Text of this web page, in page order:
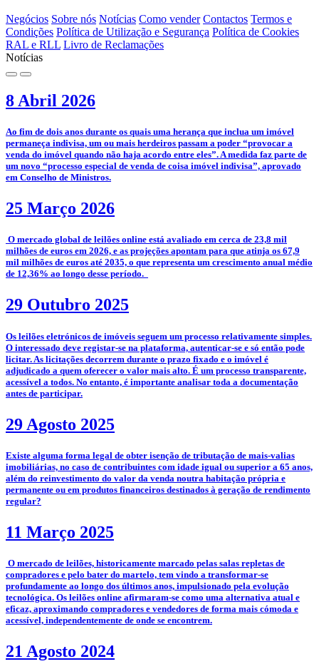
Negócios Sobre nós Notícias Como vender Contactos Termos e
Condições Política de Utilização e Segurança Política de Cookies
RAL e RLL Livro de Reclamações
Notícias
8 Abril 2026
­Ao fim de dois anos durante os quais uma herança que inclua um imóvel
permaneça indivisa, um ou mais herdeiros passam a poder “provocar a
venda do imóvel quando não haja acordo entre eles”. A medida faz parte de
um novo “processo especial de venda de coisa imóvel indivisa”, aprovado
em Conselho de Ministros.
25 Março 2026
­­ O mercado global de leilões online está avaliado em cerca de 23,8 mil
milhões de euros em 2026, e as projeções apontam para que atinja os 67,9
mil milhões de euros até 2035, o que representa um crescimento anual médio
de 12,36% ao longo desse período.
29 Outubro 2025
­­Os leilões eletrónicos de imóveis seguem um processo relativamente simples.
O interessado deve registar-se na plataforma, autenticar-se e só então pode
licitar. As licitações decorrem durante o prazo fixado e o imóvel é
adjudicado a quem oferecer o valor mais alto. É um processo transparente,
acessível a todos. No entanto, é importante analisar toda a documentação
antes de participar.
29 Agosto 2025
­Existe alguma forma legal de obter isenção de tributação de mais-valias
imobiliárias, no caso de contribuintes com idade igual ou superior a 65 anos,
além do reinvestimento do valor da venda noutra habitação própria e
permanente ou em produtos financeiros destinados à geração de rendimento
regular?
11 Março 2025
­­­­ O mercado de leilões, historicamente marcado pelas salas repletas de
compradores e pelo bater do martelo, tem vindo a transformar-se
profundamente ao longo dos últimos anos, impulsionado pela evolução
tecnológica. Os leilões online afirmaram-se como uma alternativa atual e
eficaz, aproximando compradores e vendedores de forma mais cómoda e
acessível, independentemente de onde se encontrem.
21 Agosto 2024